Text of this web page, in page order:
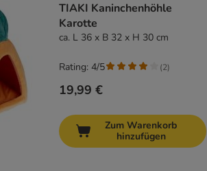
TIAKI Kaninchenhöhle
Karotte
ca. L 36 x B 32 x H 30 cm
19,99 €
Rating: 4/5 (2)
Zum Warenkorb
hinzufügen